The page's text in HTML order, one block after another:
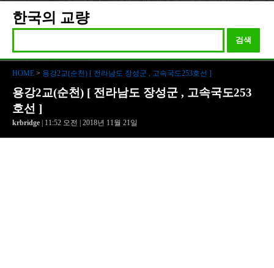
한국의 교량
검색
HOME > 용강2교(순천) [ 전라남도 장성군 , 고속국도253호선 ]
용강2교(순천) [ 전라남도 장성군 , 고속국도253
호선 ]
krbridge | 11:52 오전 | 2018년 11월 21일